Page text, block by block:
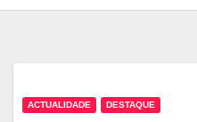
ACTUALIDADE DESTAQUE